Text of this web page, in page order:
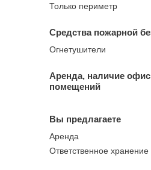
Только периметр
Средства пожарной
Огнетушители
Аренда, наличие
помещений
Вы предлагаете
Аренда
Ответственное хранение